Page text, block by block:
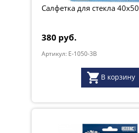
Салфетка для стекла 40x50
380 руб.
Артикул: E-1050-3B
В корзину